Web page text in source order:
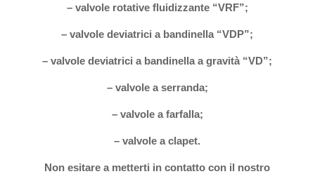
– valvole rotative fluidizzante “VRF”;
– valvole deviatrici a bandinella “VDP”;
– valvole deviatrici a bandinella a gravità “VD”;
– valvole a serranda;
– valvole a farfalla;
– valvole a clapet.
Non esitare a metterti in contatto con il nostro